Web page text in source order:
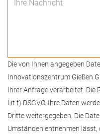
Die von Ihnen angegeben
Innovationszentrum Gießen
Ihrer Anfrage verarbeitet. Die
Lit f) DSGVO. Ihre Daten
Dritte weitergegeben. Die
Umständen entnehmen